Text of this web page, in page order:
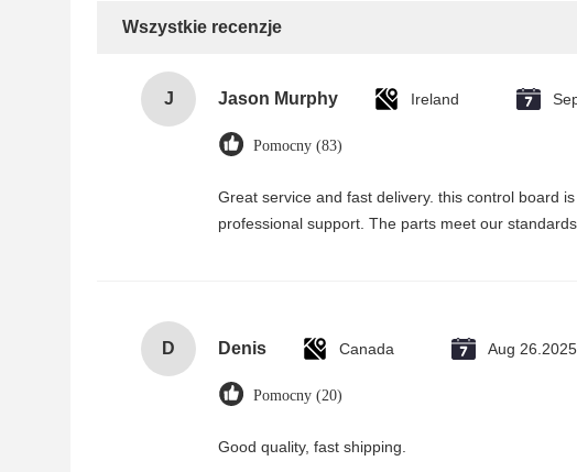
Wszystkie recenzje
J Jason Murphy Ireland
Pomocny (83)
Great service and fast delivery. this control board
professional support. The parts meet our
D Denis Canada Aug 26.2025
Pomocny (20)
Good quality, fast shipping.